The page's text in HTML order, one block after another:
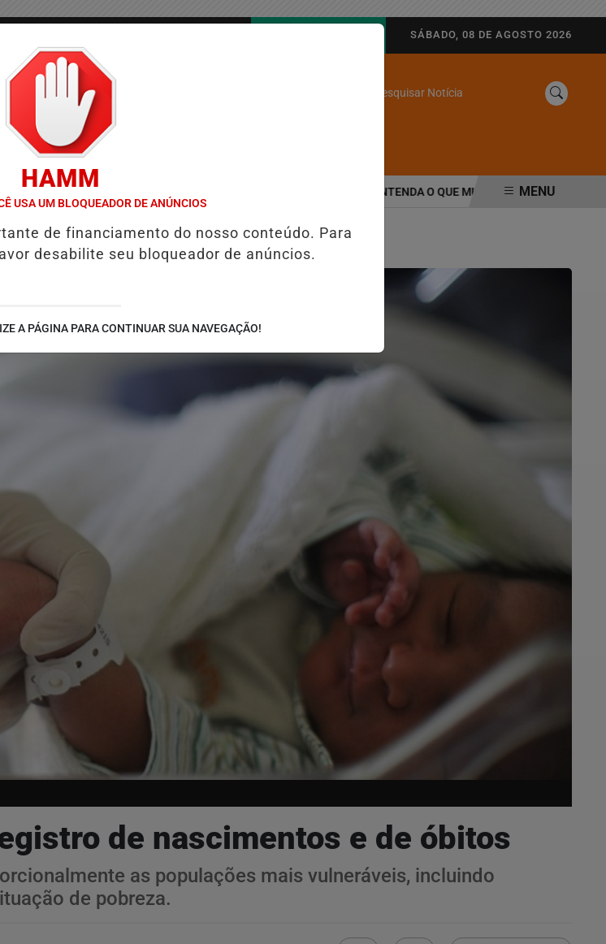
SÁBADO, 08 DE AGOSTO 2026
Pesquisar Notícia
/ PUBLICIDADES LEGAIS
MUDA COBRANÇA DE IMPOSTOS NAS MAQUININHAS E PIX; ENTENDA O QUE MUDA PARA EMPRESAS E
MENU
de nascimentos e de óbitos
as populações mais vulneráveis, incluindo
de pobreza.
HAMM
USA UM BLOQUEADOR DE ANÚNCIOS
de financiamento do nosso conteúdo. Para
desabilite seu bloqueador de anúncios.
A PÁGINA PARA CONTINUAR SUA NAVEGAÇÃO!